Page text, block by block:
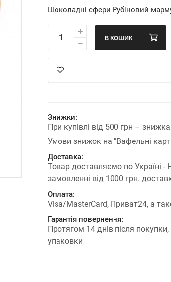
Шоколадні сфери Рубіновий
В КОШИК
Знижки:
При купівлі від 500 грн – знижка
Умови знижок на "Вафельні
Доставка:
Товар доставляємо по
замовленні від 1000 грн.
Оплата:
Visa/MasterCard, Приват24, а
Гарантія повернення:
Протягом 14 днів після
упаковки